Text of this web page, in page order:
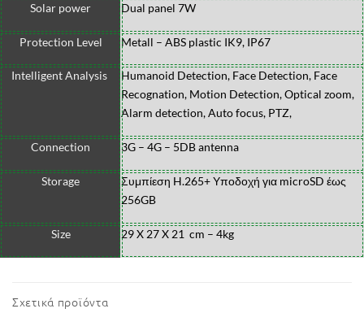
Solar power Dual panel 7W
Protection Level Metall – ABS plastic IK9, IP67
Intelligent Analysis
Humanoid Detection, Face Detection, Face
Recognation, Motion Detection, Optical zoom,
Alarm detection, Auto focus, PTZ,
Connection 3G – 4G – 5DB antenna
Storage
Συμπίεση H.265+ Υποδοχή για microSD έως
256GB
Size 29 X 27 X 21 cm – 4kg
Σχετικά προϊόντα